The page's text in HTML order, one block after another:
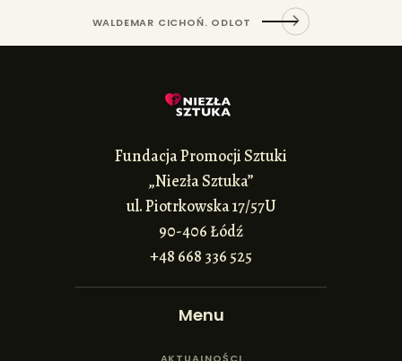
WALDEMAR CICHOŃ. ODLOT
Fundacja Promocji Sztuki
„Niezła Sztuka”
ul. Piotrkowska 17/57U
90-406 Łódź
+48 668 336 525
Menu
AKTUALNOŚCI